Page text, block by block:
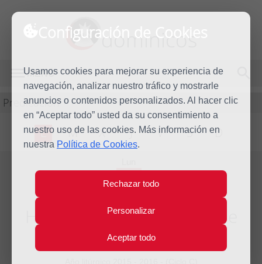
Configuración de Cookies
Usamos cookies para mejorar su experiencia de
navegación, analizar nuestro tráfico y mostrarle
anuncios o contenidos personalizados. Al hacer clic
en “Aceptar todo” usted da su consentimiento a
nuestro uso de las cookies. Más información en
nuestra Política de Cookies.
Rechazar todo
Personalizar
Aceptar todo
dominicos
MENÚ
Predicación
L M X J V S D
8
Ago
Homilía Santo Domingo de
Guzmán